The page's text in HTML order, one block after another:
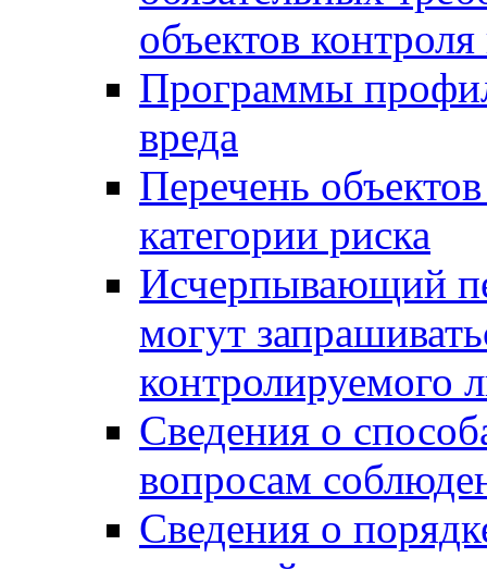
объектов
Программы
вреда
Перечень
категории риска
Исчерпывающий
могут
контролируемого
Сведения о
вопросам
Сведения о